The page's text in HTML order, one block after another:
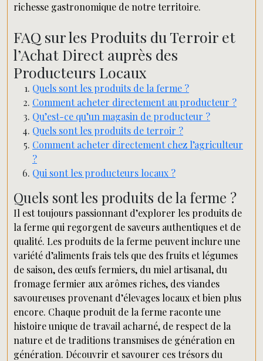
richesse gastronomique de notre territoire.
FAQ sur les Produits du Terroir et
l’Achat Direct auprès des
Producteurs Locaux
Quels sont les produits de la ferme ?
Comment acheter directement au producteur ?
Qu’est-ce qu’un magasin de producteur ?
Quels sont les produits de terroir ?
Comment acheter directement chez l’agriculteur
?
Qui sont les producteurs locaux ?
Quels sont les produits de la ferme ?
Il est toujours passionnant d’explorer les produits de
la ferme qui regorgent de saveurs authentiques et de
qualité. Les produits de la ferme peuvent inclure une
variété d’aliments frais tels que des fruits et légumes
de saison, des œufs fermiers, du miel artisanal, du
fromage fermier aux arômes riches, des viandes
savoureuses provenant d’élevages locaux et bien plus
encore. Chaque produit de la ferme raconte une
histoire unique de travail acharné, de respect de la
nature et de traditions transmises de génération en
génération. Découvrir et savourer ces trésors du